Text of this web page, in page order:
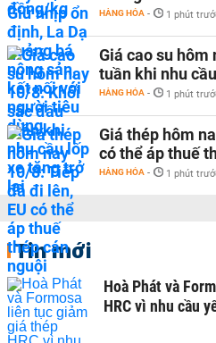
HÀNG HÓA - 1 phút
Giá cao su hôm
tuần khi nhu
HÀNG HÓA - 1 phút
Giá thép hôm
có thể áp thuế
HÀNG HÓA - 1 phút
Tin mới
Hoà Phát và
HRC vì nhu cầu